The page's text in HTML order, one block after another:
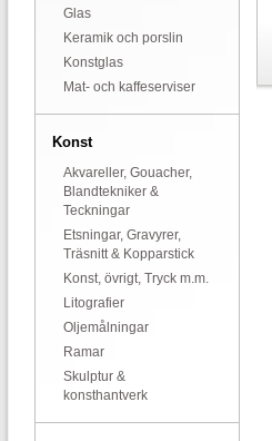
Glas
Keramik och porslin
Konstglas
Mat- och kaffeserviser
Konst
Akvareller, Gouacher,
Blandtekniker &
Teckningar
Etsningar, Gravyrer,
Träsnitt & Kopparstick
Konst, övrigt, Tryck m.m.
Litografier
Oljemålningar
Ramar
Skulptur &
konsthantverk